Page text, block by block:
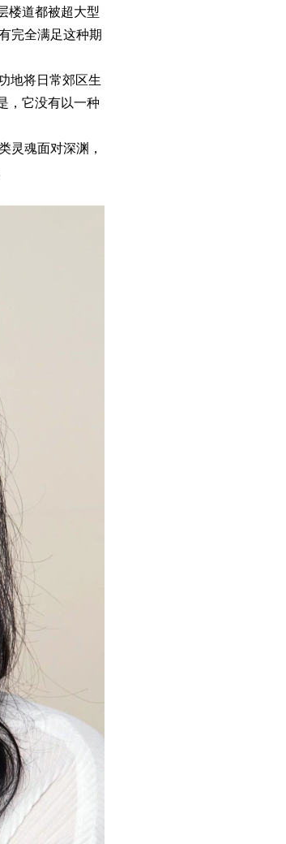
道都被超大型
完全满足这种期
地将日常郊区生
，它没有以一种
魂面对深渊，